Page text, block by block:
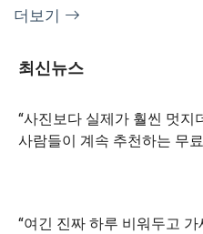
더보기
최신뉴스
“사진보다 실제가 훨씬 멋지
사람들이 계속 추천하는 무
“여긴 진짜 하루 비워두고